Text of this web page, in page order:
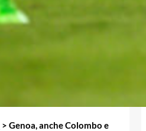
> Genoa, anche Colombo e